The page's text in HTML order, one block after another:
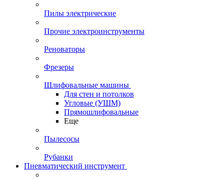
Пилы электрические
Прочие электроинструменты
Реноваторы
Фрезеры
Шлифовальные машины
Для стен и потолков
Угловые (УШМ)
Прямошлифовальные
Еще
Пылесосы
Рубанки
Пневматический инструмент